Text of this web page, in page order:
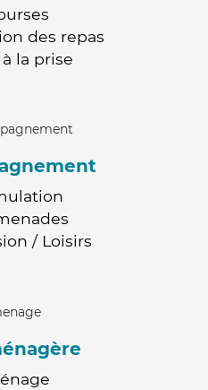
des repas
la prise
/ Loisirs